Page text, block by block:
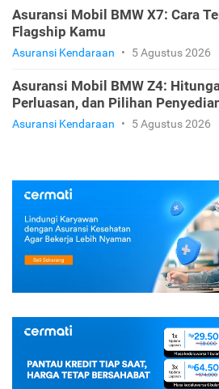
Asuransi Mobil BMW X7: Cara
Flagship Kamu
Asuransi Kendaraan • 5 Agustus 2026
Asuransi Mobil BMW Z4:
Perluasan, dan Pilihan
Asuransi Kendaraan • 5 Agustus 2026